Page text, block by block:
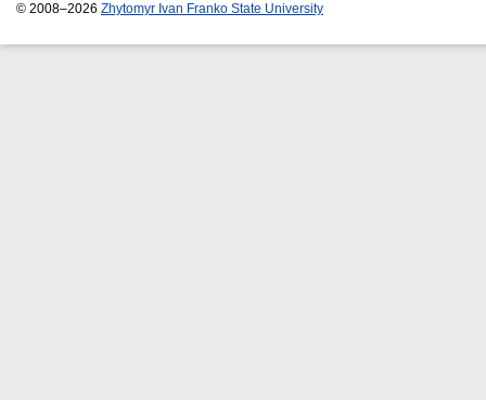
© 2008–2026 Zhytomyr Ivan Franko State University